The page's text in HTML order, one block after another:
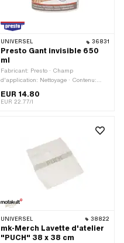
UNIVERSEL 36831
Presto Gant invisible 650
ml
Fabricant: Presto · Champ
d'application: Nettoyage · Contenu:
EUR 14.80
EUR 22.77/l
UNIVERSEL 38822
mk-Merch Lavette d'atelier
"PUCH" 38 x 38 cm